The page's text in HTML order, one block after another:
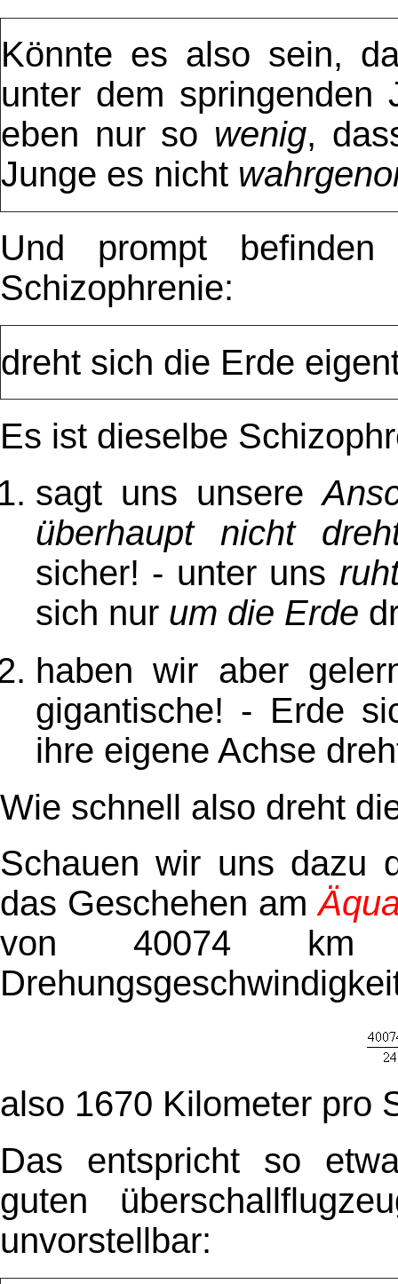
Könnte es also sein,
unter dem springenden
eben nur so wenig,
Junge es nicht
Und prompt
Schizophrenie:
dreht sich die Erde
Es ist dieselbe
sagt uns unsere
überhaupt nicht
sicher! - unter uns
sich nur um die Erde
haben wir aber
gigantische! - Erde
ihre eigene Achse
Wie schnell also dreht
Schauen wir uns dazu
das Geschehen am
von 40074 km
also 1670 Kilometer pro
Das entspricht so
guten
unvorstellbar: